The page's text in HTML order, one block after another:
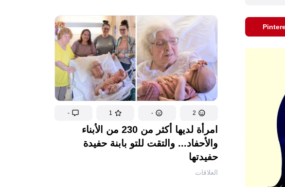
2
-
1
-
امرأة لديها أكثر من 230 من الأبناء
والأحفاد... والتقت للتو بابنة حفيدة
حفيدتها
العلاقات